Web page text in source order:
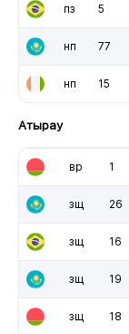
пз 5
нп 77
нп 15
Атырау
вр 1
зщ 26
зщ 16
зщ 19
зщ 18